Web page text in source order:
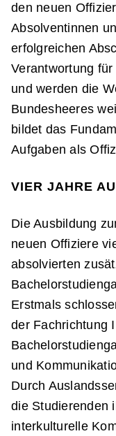
den neuen
Absolventinnen
erfolgreichen
Verantwortung
und werden die
Bundesheeres
bildet das
Aufgaben als
VIER JAHRE
Die Ausbildung
neuen Offiziere
absolvierten
Erstmals
der Fachrichtung
und
Durch
die Studierenden
interkulturelle